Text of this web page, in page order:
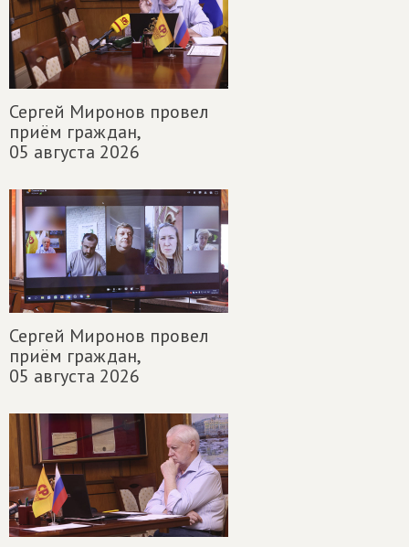
Сергей Миронов провел
приём граждан,
05 августа 2026
Сергей Миронов провел
приём граждан,
05 августа 2026